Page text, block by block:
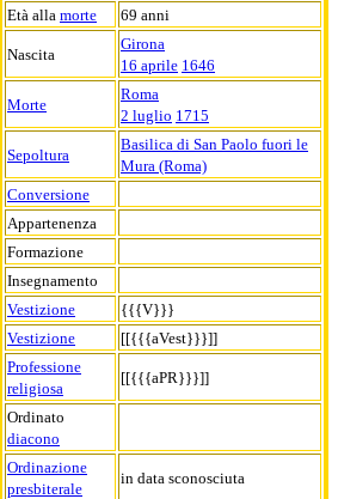
Età alla morte 69 anni
Nascita
Girona
16 aprile 1646
Morte
Roma
2 luglio 1715
Sepoltura
Basilica di San Paolo fuori le
Mura (Roma)
Conversione
Appartenenza
Formazione
Insegnamento
Vestizione
{{{V}}}
Vestizione
[[{{{aVest}}}]]
Professione
religiosa
[[{{{aPR}}}]]
Ordinato
diacono
Ordinazione
presbiterale
in data sconosciuta